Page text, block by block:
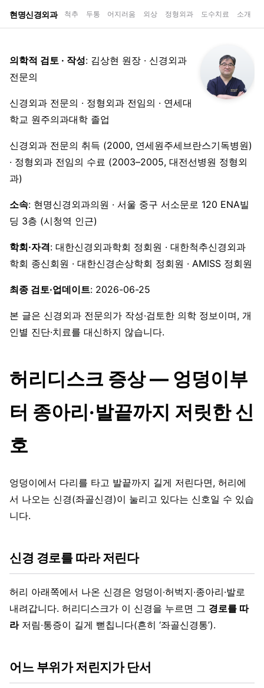
현명신경외과 척추 두통 어지러움 외상 정형외과 도수치료 소개
의학적 검토 · 작성: 김상현 원장 · 신경외과
전문의
신경외과 전문의 · 정형외과 전임의 · 연세대
학교 원주의과대학 졸업
신경외과 전문의 취득 (2000, 연세원주세브란스기독병원)
· 정형외과 전임의 수료 (2003–2005, 대전선병원 정형외
과)
소속: 현명신경외과의원 · 서울 중구 서소문로 120 ENA빌
딩 3층 (시청역 인근)
학회·자격: 대한신경외과학회 정회원 · 대한척추신경외과
학회 종신회원 · 대한신경손상학회 정회원 · AMISS 정회원
최종 검토·업데이트: 2026-06-25
본 글은 신경외과 전문의가 작성·검토한 의학 정보이며, 개
인별 진단·치료를 대신하지 않습니다.
허리디스크 증상 — 엉덩이부
터 종아리·발끝까지 저릿한 신
호
엉덩이에서 다리를 타고 발끝까지 길게 저린다면, 허리에
서 나오는 신경(좌골신경)이 눌리고 있다는 신호일 수 있습
니다.
신경 경로를 따라 저린다
허리 아래쪽에서 나온 신경은 엉덩이·허벅지·종아리·발로
내려갑니다. 허리디스크가 이 신경을 누르면 그 경로를 따
라저림·통증이 길게 뻗칩니다(흔히 ‘좌골신경통’).
어느 부위가 저린지가 단서